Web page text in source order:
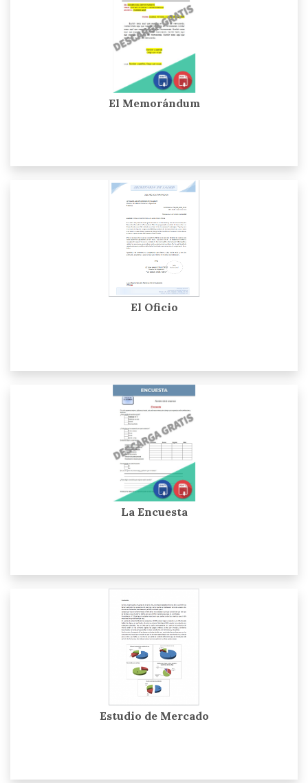
El Memorándum
El Oficio
La Encuesta
Estudio de Mercado